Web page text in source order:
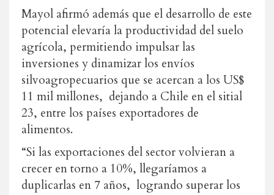
Mayol afirmó además que el desarrollo de este
potencial elevaría la productividad del suelo
agrícola, permitiendo impulsar las
inversiones y dinamizar los envíos
silvoagropecuarios que se acercan a los US$
11 mil millones, dejando a Chile en el sitial
23, entre los países exportadores de
alimentos.
“Si las exportaciones del sector volvieran a
crecer en torno a 10%, llegaríamos a
duplicarlas en 7 años, logrando superar los